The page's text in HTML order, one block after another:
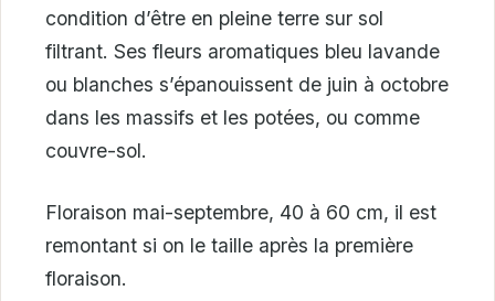
condition d’être en pleine terre sur sol
filtrant. Ses fleurs aromatiques bleu lavande
ou blanches s’épanouissent de juin à octobre
dans les massifs et les potées, ou comme
couvre-sol.
Floraison mai-septembre, 40 à 60 cm, il est
remontant si on le taille après la première
floraison.